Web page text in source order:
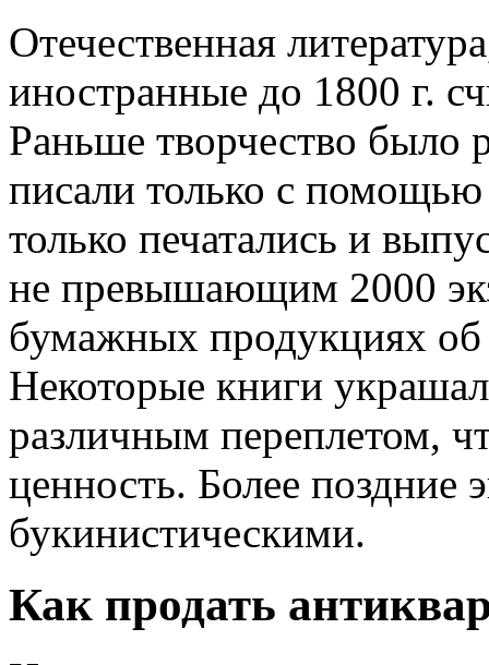
Отечественная
иностранные до 1800 г.
Раньше творчество было
писали только с
только печатались и
не превышающим 2000
бумажных продукциях об
Некоторые книги
различным переплетом,
ценность. Более поздние
букинистическими.
Как продать